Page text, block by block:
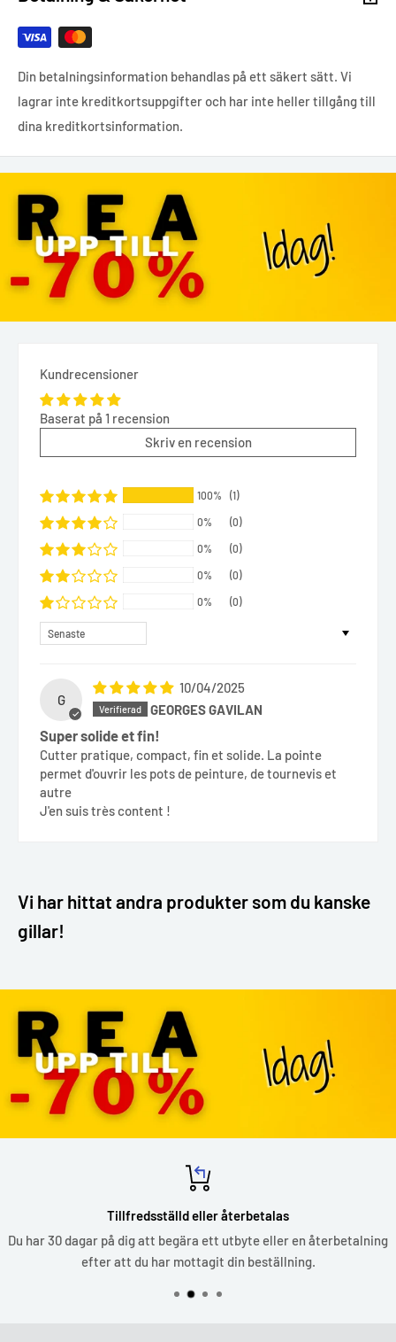
Din betalningsinformation behandlas på ett säkert sätt. Vi
lagrar inte kreditkortsuppgifter och har inte heller tillgång till
dina kreditkortsinformation.
Kundrecensioner
Baserat på 1 recension
Skriv en recension
100% (1)
0% (0)
0% (0)
0% (0)
0% (0)
Sort by
G
10/04/2025
GEORGES GAVILAN
Super solide et fin!
Cutter pratique, compact, fin et solide. La pointe
permet d'ouvrir les pots de peinture, de tournevis et
autre
J'en suis très content !
Vi har hittat andra produkter som du kanske
gillar!
Tillfredsställd eller återbetalas
Du har 30 dagar på dig att begära ett utbyte eller en återbetalning
efter att du har mottagit din beställning.